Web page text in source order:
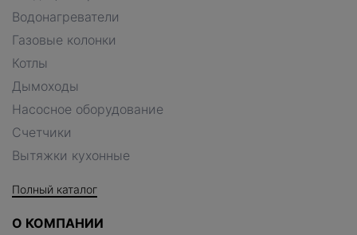
Водонагреватели
Газовые колонки
Котлы
Дымоходы
Насосное оборудование
Счетчики
Вытяжки кухонные
Полный каталог
О КОМПАНИИ